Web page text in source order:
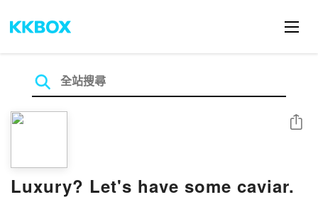
Luxury? Let's have some caviar.
分享